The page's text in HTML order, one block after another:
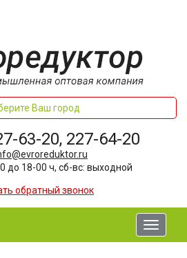
Ваш город
63-20, 227-64-20
до 18-00 ч, сб-вс: выходной
обратный звонок
Toggle